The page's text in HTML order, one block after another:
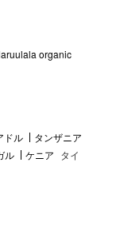
organic
ドル
タンザニア
ル ケニア タイ